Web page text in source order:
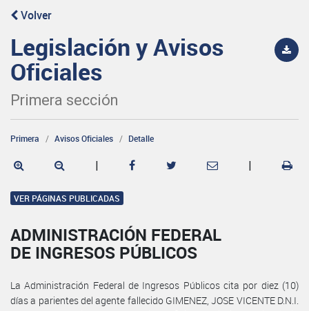
Volver
Legislación y Avisos
Oficiales
Primera sección
Primera Avisos Oficiales Detalle
| |
VER PÁGINAS PUBLICADAS
ADMINISTRACIÓN FEDERAL
DE INGRESOS PÚBLICOS
La Administración Federal de Ingresos Públicos cita por diez (10)
días a parientes del agente fallecido GIMENEZ, JOSE VICENTE D.N.I.